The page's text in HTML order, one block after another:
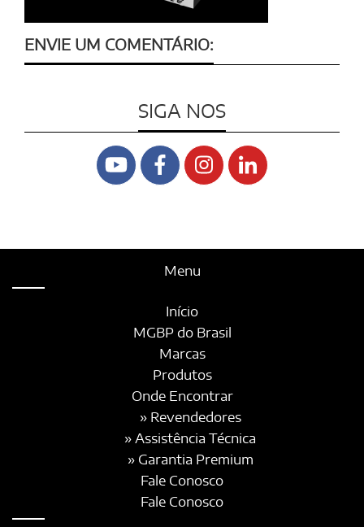
ENVIE UM COMENTÁRIO:
SIGA NOS
Menu
Início
MGBP do Brasil
Marcas
Produtos
Onde Encontrar
» Revendedores
» Assistência Técnica
» Garantia Premium
Fale Conosco
Fale Conosco